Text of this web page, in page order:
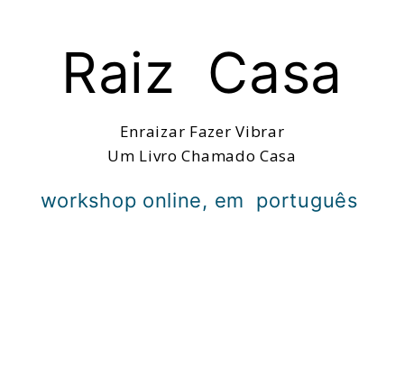
expanded practice of the artist's book, photobook
publishing and peer-to-peer collaboration created
by artist researcher paula roush
Raiz Casa
Enraizar Fazer Vibrar
Um Livro Chamado Casa
workshop online, em português